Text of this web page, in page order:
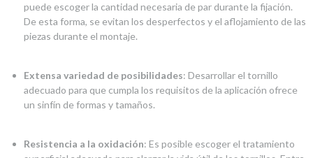
puede escoger la cantidad necesaria de par durante la fijación.
De esta forma, se evitan los desperfectos y el aflojamiento de las
piezas durante el montaje.
Extensa variedad de posibilidades: Desarrollar el tornillo
adecuado para que cumpla los requisitos de la aplicación ofrece
un sinfín de formas y tamaños.
Resistencia a la oxidación: Es posible escoger el tratamiento